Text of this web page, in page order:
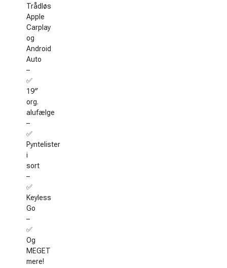
Trådløs
Apple
Carplay
og
Android
Auto
–
✅
19″
org.
alufælge
–
✅
Pyntelister
i
sort
–
✅
Keyless
Go
–
✅
Og
MEGET
mere!